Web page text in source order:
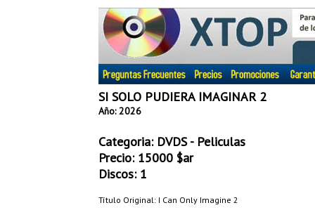
SI SOLO PUDIERA IMAGINAR 2
Año: 2026
Categoria: DVDS - Peliculas
Precio: 15000 $ar
Discos: 1
Título Original: I Can Only Imagine 2